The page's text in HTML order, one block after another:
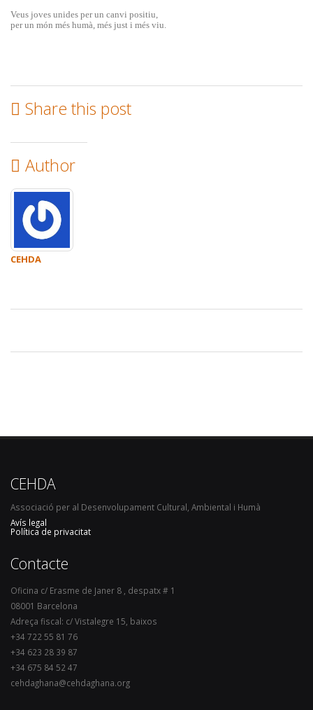
Veus joves unides per un canvi positiu,
per un món més humà, més just i més viu.
Share this post
Author
CEHDA
CEHDA
Associació per al Desenvolupament Cultural, Ambiental i Humà
Avís legal
Política de privacitat
Contacte
Oficina c/ Erasme de Janer 8 , despatx # 1
08001 Barcelona
Adreça fiscal: c/ Vistalegre 15, baixos
+34 722 55 81 76
+34 623 28 39 87
+34 675 84 52 47
cehdaghana@cehdaghana.org